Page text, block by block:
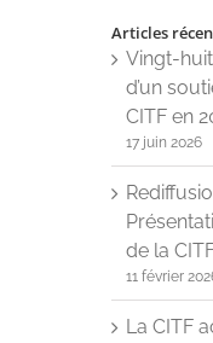
Articles
Vingt-
d’un
CITF en
17 juin 2026
de la
11 février
La CITF